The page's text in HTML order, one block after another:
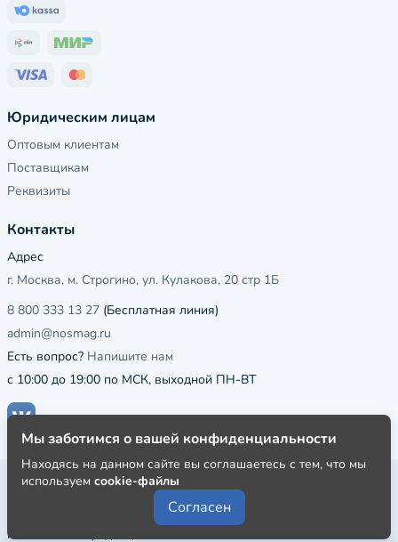
Юридическим лицам
Оптовым клиентам
Поставщикам
Реквизиты
Контакты
Адрес
г. Москва, м. Строгино, ул. Кулакова, 20 стр 1Б
8 800 333 13 27 (Бесплатная линия)
admin@nosmag.ru
Есть вопрос? Напишите нам
с 10:00 до 19:00 по МСК, выходной ПН-ВТ
Публичная оферта
Пользовательское соглашение
Политика конфиденциальности
Мы заботимся о вашей конфиденциальности
Находясь на данном сайте вы соглашаетесь с тем, что мы
используем cookie-файлы
Согласен